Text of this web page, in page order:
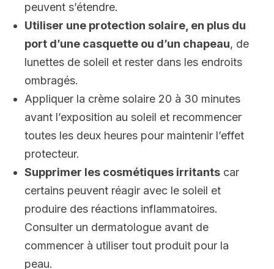
peuvent s’étendre.
Utiliser une protection solaire, en plus du
port d’une casquette ou d’un chapeau, de
lunettes de soleil et rester dans les endroits
ombragés.
Appliquer la crème solaire 20 à 30 minutes
avant l’exposition au soleil et recommencer
toutes les deux heures pour maintenir l’effet
protecteur.
Supprimer les cosmétiques irritants car
certains peuvent réagir avec le soleil et
produire des réactions inflammatoires.
Consulter un dermatologue avant de
commencer à utiliser tout produit pour la
peau.